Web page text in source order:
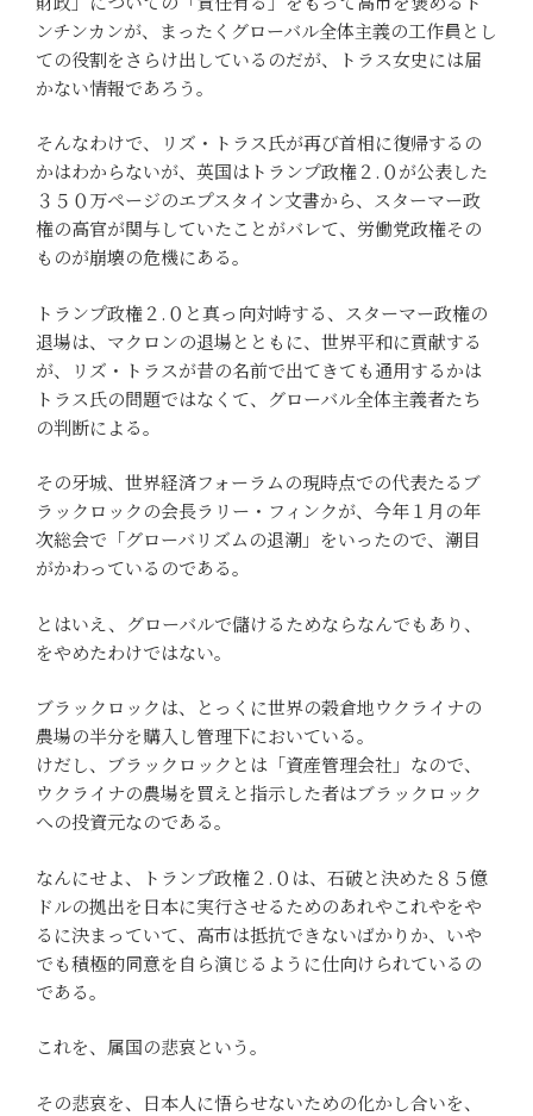
ンチンカンが、まったくグローバル全体主義の工作員とし
ての役割をさらけ出しているのだが、トラス女史には届
かない情報であろう。
そんなわけで、リズ・トラス氏が再び首相に復帰するの
かはわからないが、英国はトランプ政権２.０が公表した
３５０万ページのエプスタイン文書から、スターマー政
権の高官が関与していたことがバレて、労働党政権その
ものが崩壊の危機にある。
トランプ政権２.０と真っ向対峙する、スターマー政権の
退場は、マクロンの退場とともに、世界平和に貢献する
が、リズ・トラスが昔の名前で出てきても通用するかは
トラス氏の問題ではなくて、グローバル全体主義者たち
の判断による。
その牙城、世界経済フォーラムの現時点での代表たるブ
ラックロックの会長ラリー・フィンクが、今年１月の年
次総会で「グローバリズムの退潮」をいったので、潮目
がかわっているのである。
とはいえ、グローバルで儲けるためならなんでもあり、
をやめたわけではない。
ブラックロックは、とっくに世界の穀倉地ウクライナの
農場の半分を購入し管理下においている。
けだし、ブラックロックとは「資産管理会社」なので、
ウクライナの農場を買えと指示した者はブラックロック
への投資元なのである。
なんにせよ、トランプ政権２.０は、石破と決めた８５億
ドルの拠出を日本に実行させるためのあれやこれやをや
るに決まっていて、高市は抵抗できないばかりか、いや
でも積極的同意を自ら演じるように仕向けられているの
である。
これを、属国の悲哀という。
その悲哀を、日本人に悟らせないための化かし合いを、